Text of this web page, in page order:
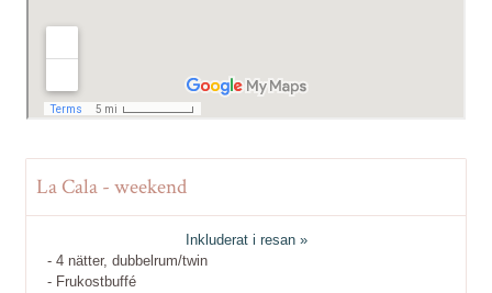
La Cala - weekend
Inkluderat i resan »
- 4 nätter, dubbelrum/twin
- Frukostbuffé